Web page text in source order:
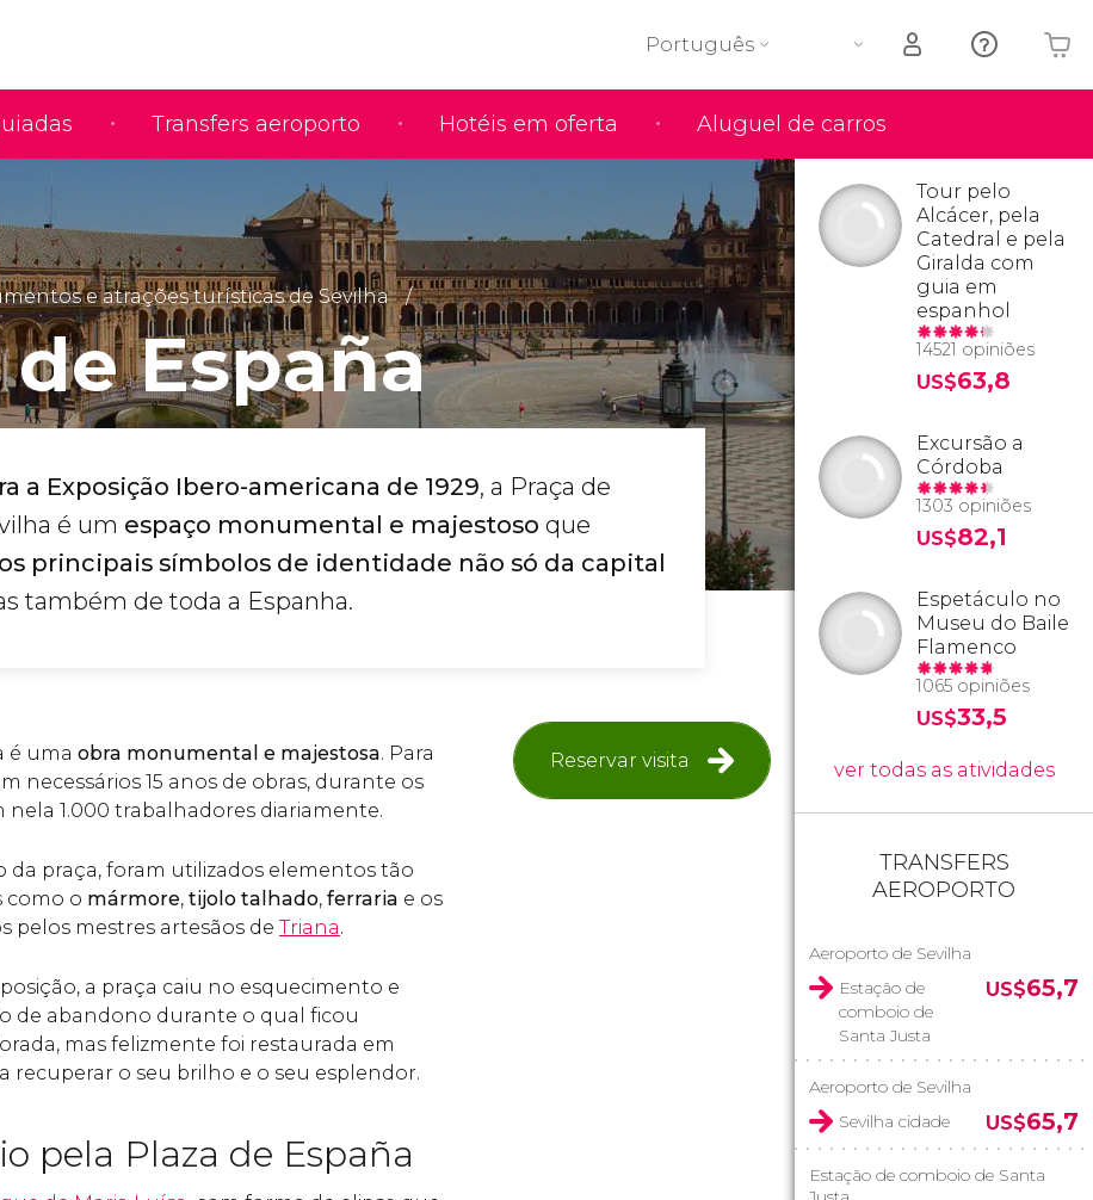
Transfers aeroporto Hotéis em oferta Aluguel de carros
Português
O seu carrinho está vazio
e atrações turísticas de Sevilha
España
a Exposição Ibero-americana de 1929, a Praça de
é um espaço monumental e majestoso que
principais símbolos de identidade não só da capital
também de toda a Espanha.
Reservar visita
é uma obra monumental e majestosa. Para
necessários 15 anos de obras, durante os
nela 1.000 trabalhadores diariamente.
da praça, foram utilizados elementos tão
como o mármore, tijolo talhado, ferraria e os
pelos mestres artesãos de Triana.
a praça caiu no esquecimento e
de abandono durante o qual ficou
mas felizmente foi restaurada em
recuperar o seu brilho e o seu esplendor.
pela Plaza de España
Tour pelo
Alcácer, pela
Catedral e pela
Giralda com
guia em
espanhol
14521 opiniões
US$63,8
Excursão a
Córdoba
1303 opiniões
US$82,1
Espetáculo no
Museu do Baile
Flamenco
1065 opiniões
US$33,5
ver todas as atividades
TRANSFERS
AEROPORTO
Aeroporto de Sevilha
Estação de
comboio de
Santa Justa
US$65,7
Aeroporto de Sevilha
Sevilha cidade
US$65,7
Estação de comboio de Santa